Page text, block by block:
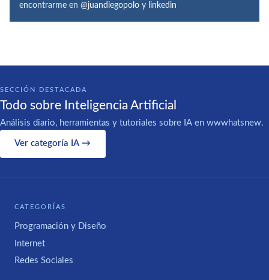
encontrarme en @juandiegopolo y linkedin
SECCIÓN DESTACADA
Todo sobre Inteligencia Artificial
Análisis diario, herramientas y tutoriales sobre IA en wwwhatsnew.
Ver categoría IA →
CATEGORÍAS
Programación y Diseño
Internet
Redes Sociales